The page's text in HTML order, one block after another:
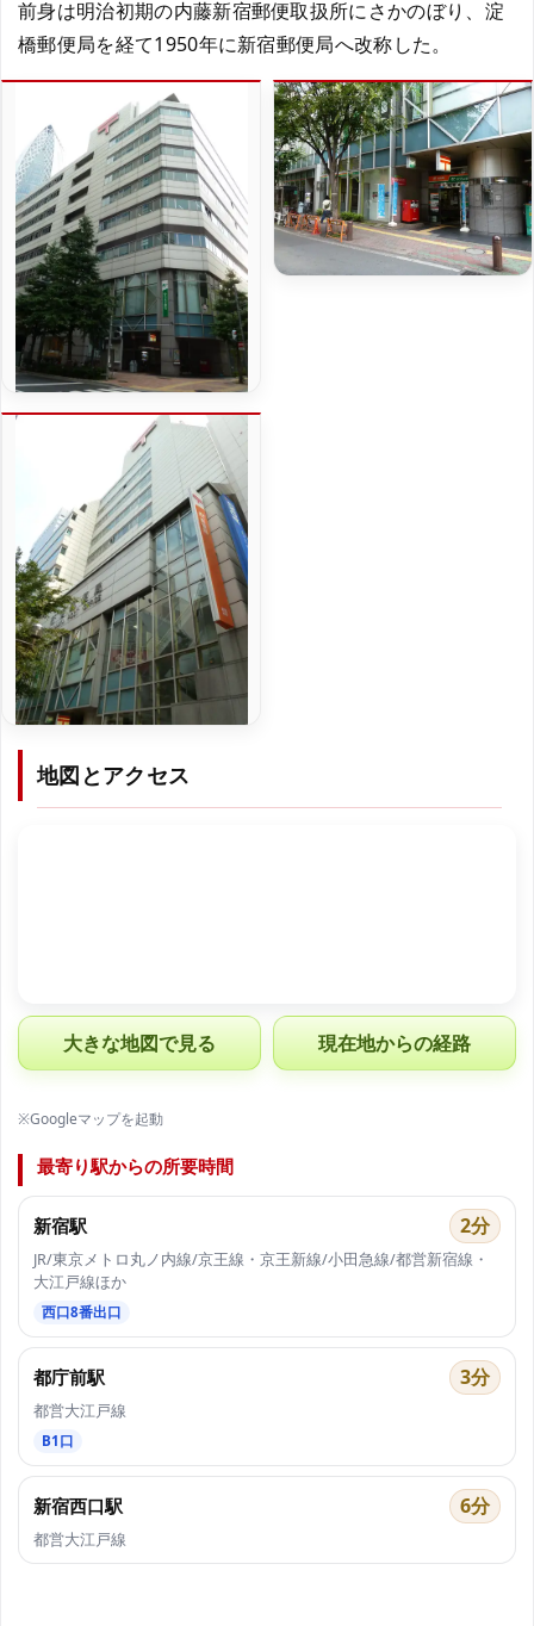
前身は明治初期の内藤新宿郵便取扱所にさかのぼり、淀
橋郵便局を経て1950年に新宿郵便局へ改称した。
地図とアクセス
大きな地図で見る 現在地からの経路
※Googleマップを起動
最寄り駅からの所要時間
新宿駅 2分
JR/東京メトロ丸ノ内線/京王線・京王新線/小田急線/都営新宿線・
大江戸線ほか
西口8番出口
都庁前駅 3分
都営大江戸線
B1口
新宿西口駅 6分
都営大江戸線